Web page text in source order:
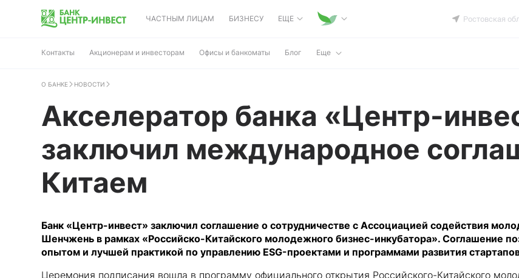
ЧАСТНЫМ ЛИЦАМ БИЗНЕСУ ЕЩЕ Ростовская
Контакты Акционерам и инвесторам Офисы и банкоматы Блог Еще
О БАНКЕ НОВОСТИ
Акселератор банка «Центр-
заключил международное
Китаем
Банк «Центр-инвест» заключил соглашение о сотрудничестве с Ассоциацией содействия
Шенчжень в рамках «Российско-Китайского молодежного бизнес-инкубатора». Соглашение
опытом и лучшей практикой по управлению ESG-проектами и программами развития
Церемония подписания вошла в программу официального открытия Российского-Китайского